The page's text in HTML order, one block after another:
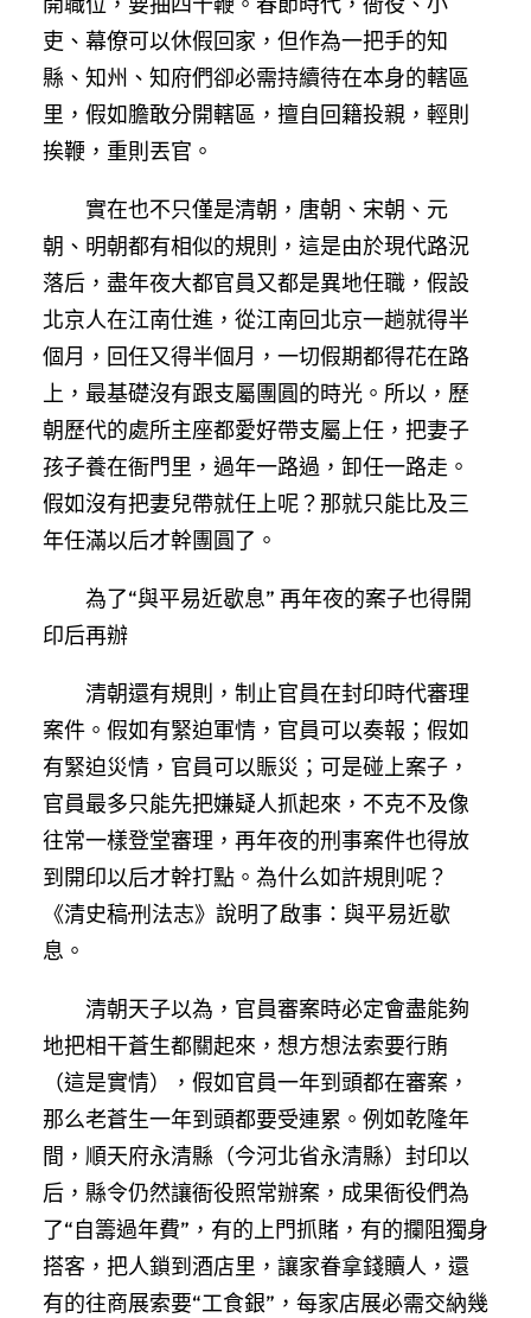
吏、幕僚可以休假回家，但作為一把手的知
縣、知州、知府們卻必需持續待在本身的轄區
里，假如膽敢分開轄區，擅自回籍投親，輕則
挨鞭，重則丟官。
實在也不只僅是清朝，唐朝、宋朝、元
朝、明朝都有相似的規則，這是由於現代路況
落后，盡年夜大都官員又都是異地任職，假設
北京人在江南仕進，從江南回北京一趟就得半
個月，回任又得半個月，一切假期都得花在路
上，最基礎沒有跟支屬團圓的時光。所以，歷
朝歷代的處所主座都愛好帶支屬上任，把妻子
孩子養在衙門里，過年一路過，卸任一路走。
假如沒有把妻兒帶就任上呢？那就只能比及三
年任滿以后才幹團圓了。
為了“與平易近歇息” 再年夜的案子也得開
印后再辦
清朝還有規則，制止官員在封印時代審理
案件。假如有緊迫軍情，官員可以奏報；假如
有緊迫災情，官員可以賑災；可是碰上案子，
官員最多只能先把嫌疑人抓起來，不克不及像
往常一樣登堂審理，再年夜的刑事案件也得放
到開印以后才幹打點。為什么如許規則呢？
《清史稿·刑法志》說明了啟事：與平易近歇
息。
清朝天子以為，官員審案時必定會盡能夠
地把相干蒼生都關起來，想方想法索要行賄
（這是實情），假如官員一年到頭都在審案，
那么老蒼生一年到頭都要受連累。例如乾隆年
間，順天府永清縣（今河北省永清縣）封印以
后，縣令仍然讓衙役照常辦案，成果衙役們為
了“自籌過年費”，有的上門抓賭，有的攔阻獨身
搭客，把人鎖到酒店里，讓家眷拿錢贖人，還
有的往商展索要“工食銀”，每家店展必需交納幾